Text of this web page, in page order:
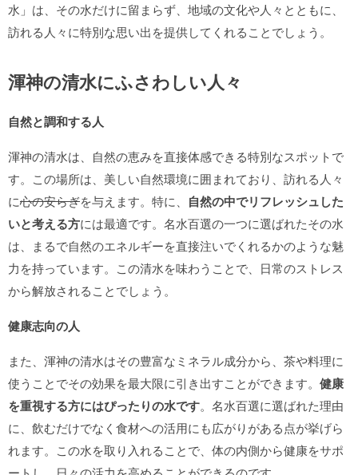
水」は、その水だけに留まらず、地域の文化や人々とともに、
訪れる人々に特別な思い出を提供してくれることでしょう。
渾神の清水にふさわしい人々
自然と調和する人
渾神の清水は、自然の恵みを直接体感できる特別なスポットで
す。この場所は、美しい自然環境に囲まれており、訪れる人々
に心の安らぎを与えます。特に、 自然の中でリフレッシュした
いと考える方には最適です。名水百選の一つに選ばれたその水
は、まるで自然のエネルギーを直接注いでくれるかのような魅
力を持っています。この清水を味わうことで、日常のストレス
から解放されることでしょう。
健康志向の人
また、渾神の清水はその豊富なミネラル成分から、茶や料理に
使うことでその効果を最大限に引き出すことができます。 健康
を重視する方にはぴったりの水です。名水百選に選ばれた理由
に、飲むだけでなく食材への活用にも広がりがある点が挙げら
れます。この水を取り入れることで、体の内側から健康をサポ